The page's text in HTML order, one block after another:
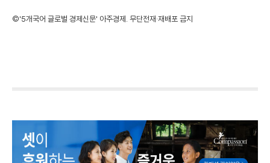
©'5개국어 글로벌 경제신문' 아주경제. 무단전재·재배포 금지